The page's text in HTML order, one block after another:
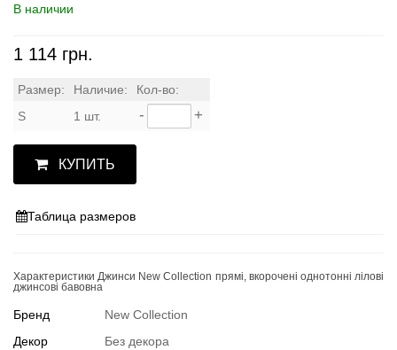
В наличии
1 114 грн.
Размер: Наличие:
Кол-во:
S
1 шт. - +
КУПИТЬ
Таблица размеров
Характеристики Джинси New Collection прямі, вкорочені однотонні лілові
джинсові бавовна
Бренд
New Collection
Декор
Без декора